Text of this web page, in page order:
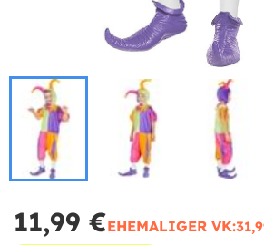
11,99 €EHEMALIGER VK: